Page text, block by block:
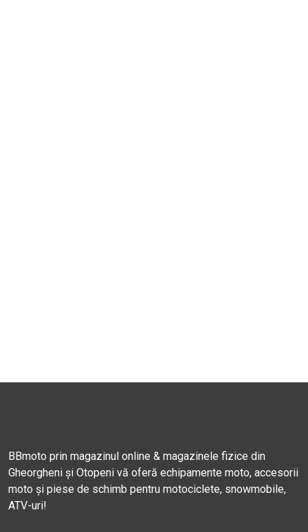
BBmoto prin magazinul online & magazinele fizice din
Gheorgheni și Otopeni vă oferă echipamente moto, accesorii
moto și piese de schimb pentru motociclete, snowmobile,
ATV-uri!